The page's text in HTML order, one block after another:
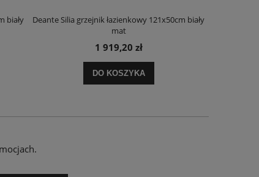
biały
Deante Silia grzejnik łazienkowy 121x50cm biały
mat
1 919,20 zł
DO KOSZYKA